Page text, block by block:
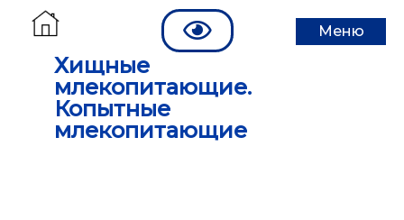
Хищные
млекопитающие.
Копытные
млекопитающие
Меню